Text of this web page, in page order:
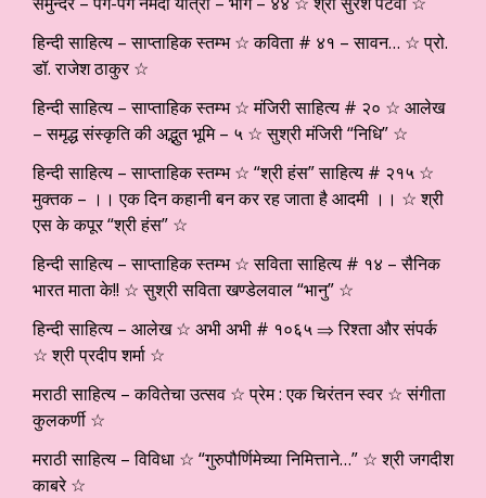
हिन्दी साहित्य – साप्ताहिक स्तम्भ ☆ कविता # ४१ – सावन… ☆ प्रो.
डॉ. राजेश ठाकुर ☆
हिन्दी साहित्य – साप्ताहिक स्तम्भ ☆ मंजिरी साहित्य # २० ☆ आलेख
– समृद्ध संस्कृति की अद्भुत भूमि – ५ ☆ सुश्री मंजिरी “निधि” ☆
हिन्दी साहित्य – साप्ताहिक स्तम्भ ☆ “श्री हंस” साहित्य # २१५ ☆
मुक्तक – ।। एक दिन कहानी बन कर रह जाता है आदमी ।। ☆ श्री
एस के कपूर “श्री हंस” ☆
हिन्दी साहित्य – साप्ताहिक स्तम्भ ☆ सविता साहित्य # १४ – सैनिक
भारत माता के!! ☆ सुश्री सविता खण्डेलवाल “भानु” ☆
हिन्दी साहित्य – आलेख ☆ अभी अभी # १०६५ ⇒ रिश्ता और संपर्क
☆ श्री प्रदीप शर्मा ☆
मराठी साहित्य – कवितेचा उत्सव ☆ प्रेम : एक चिरंतन स्वर ☆ संगीता
कुलकर्णी ☆
मराठी साहित्य – विविधा ☆ “गुरुपौर्णिमेच्या निमित्ताने…” ☆ श्री जगदीश
काबरे ☆